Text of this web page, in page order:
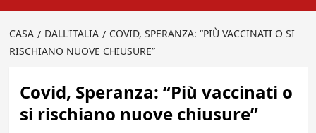
CASA DALL'ITALIA
COVID, SPERANZA: “PIÙ VACCINATI O SI
RISCHIANO NUOVE CHIUSURE”
Covid, Speranza: “Più vaccinati o
si rischiano nuove chiusure”